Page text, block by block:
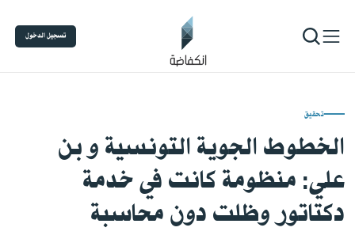
تسجيل الدخول
تحقيق
الخطوط الجوية التونسية و بن
علي: منظومة كانت في خدمة
دكتاتور وظلت دون محاسبة